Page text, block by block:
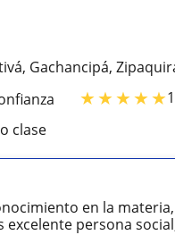
Gachancipá,
★★★★★
clase
en la
persona